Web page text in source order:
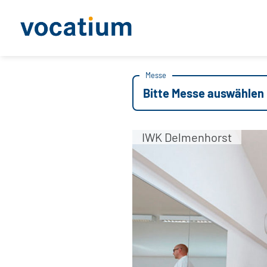
Messe
Bitte Messe auswählen
IWK Delmenhorst